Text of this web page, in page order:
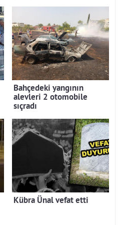
Bahçedeki yangının
alevleri 2 otomobile
sıçradı
Kübra Ünal vefat etti